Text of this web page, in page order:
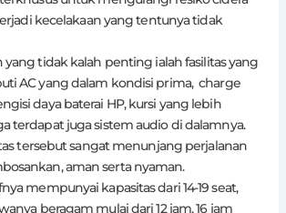
kecelakaan yang tentunya tidak
yang tidak kalah penting ialah fasilitas yang
AC yang dalam kondisi prima, charge
daya baterai HP, kursi yang lebih
terdapat juga sistem audio di dalamnya.
tersebut sangat menunjang perjalanan
aman serta nyaman.
mempunyai kapasitas dari 14-19 seat,
beragam mulai dari 12 jam, 16 jam